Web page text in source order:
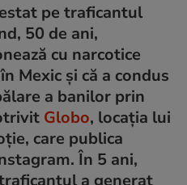
pe traficantul
50 de ani,
cu narcotice
Mexic și că a condus
a banilor prin
Globo, locația lui
care publica
În 5 ani,
a generat